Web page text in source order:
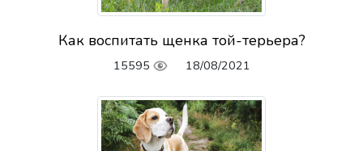
Как воспитать щенка той-терьера?
15595 18/08/2021